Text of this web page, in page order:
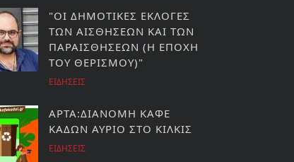
"ΟΙ ΔΗΜΟΤΙΚΕΣ ΕΚΛΟΓΕΣ
ΤΩΝ ΑΙΣΘΗΣΕΩΝ ΚΑΙ ΤΩΝ
ΠΑΡΑΙΣΘΗΣΕΩΝ (Η ΕΠΟΧΗ
ΤΟΥ ΘΕΡΙΣΜΟΥ)"
ΕΙΔΗΣΕΙΣ
ΑΡΤΑ:ΔΙΑΝΟΜΗ ΚΑΦΕ
ΚΑΔΩΝ ΑΥΡΙΟ ΣΤΟ ΚΙΛΚΙΣ
ΕΙΔΗΣΕΙΣ